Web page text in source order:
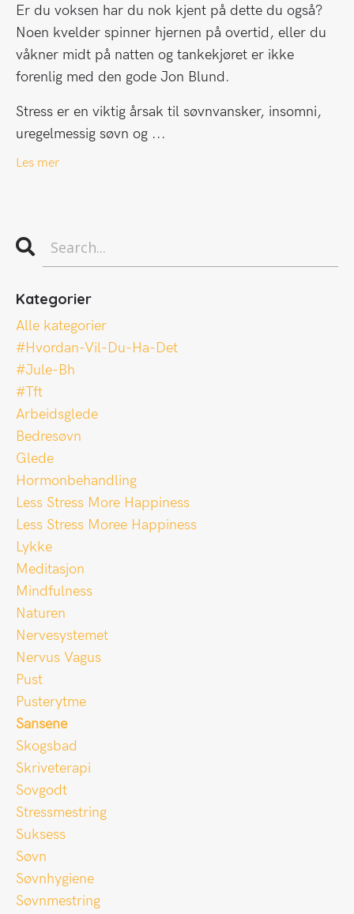
Er du voksen har du nok kjent på dette du også?
Noen kvelder spinner hjernen på overtid, eller du
våkner midt på natten og tankekjøret er ikke
forenlig med den gode Jon Blund.
Stress er en viktig årsak til søvnvansker, insomni,
uregelmessig søvn og ...
Les mer
Kategorier
Alle kategorier
#hvordan-Vil-Du-Ha-Det
#jule-Bh
#tft
Arbeidsglede
Bedresøvn
Glede
Hormonbehandling
Less Stress More Happiness
Less Stress Moree Happiness
Lykke
Meditasjon
Mindfulness
Naturen
Nervesystemet
Nervus Vagus
Pust
Pusterytme
Sansene
Skogsbad
Skriveterapi
Sovgodt
Stressmestring
Suksess
Søvn
Søvnhygiene
Søvnmestring